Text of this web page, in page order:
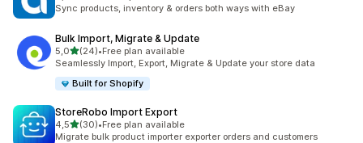
Sync products, inventory & orders both ways with eBay
Bulk Import, Migrate & Update
5,0z 5 hvězd
(24)
Celkový počet recenzí: 24
•Free plan available
Seamlessly Import, Export, Migrate & Update your store data
Built for Shopify
StoreRobo Import Export
4,5z 5 hvězd
(30)
Celkový počet recenzí: 30
•Free plan available
Migrate bulk product importer exporter orders and customers